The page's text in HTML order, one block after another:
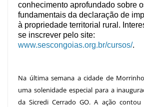
conhecimento aprofundado sobre
fundamentais da declaração de
à propriedade territorial rural.
se inscrever pelo site:
www.sescongoias.org.br/cursos/.
Na última semana a cidade de
uma solenidade especial para a
da Sicredi Cerrado GO. A ação